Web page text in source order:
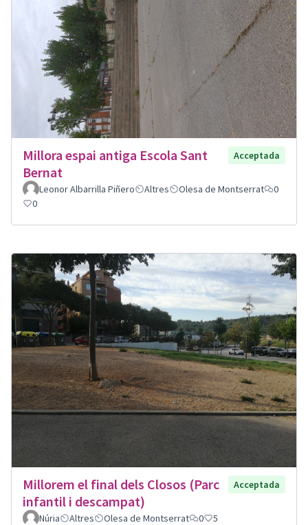
Millora espai antiga Escola Sant
Bernat
Acceptada
Leonor Albarrilla Piñero Altres Olesa de Montserrat
0
0
Millorem el final dels Closos (Parc
infantil i descampat)
Acceptada
Núria Altres Olesa de Montserrat 0 5